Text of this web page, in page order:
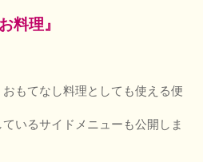
料理』
もてなし料理としても使える便
いるサイドメニューも公開しま